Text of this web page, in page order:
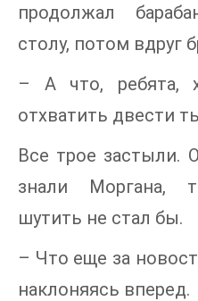
продолжал
столу, потом вдруг
– А что, ребята,
отхватить двести
Все трое застыли.
знали Моргана,
шутить не стал бы.
– Что еще за
наклоняясь вперед.